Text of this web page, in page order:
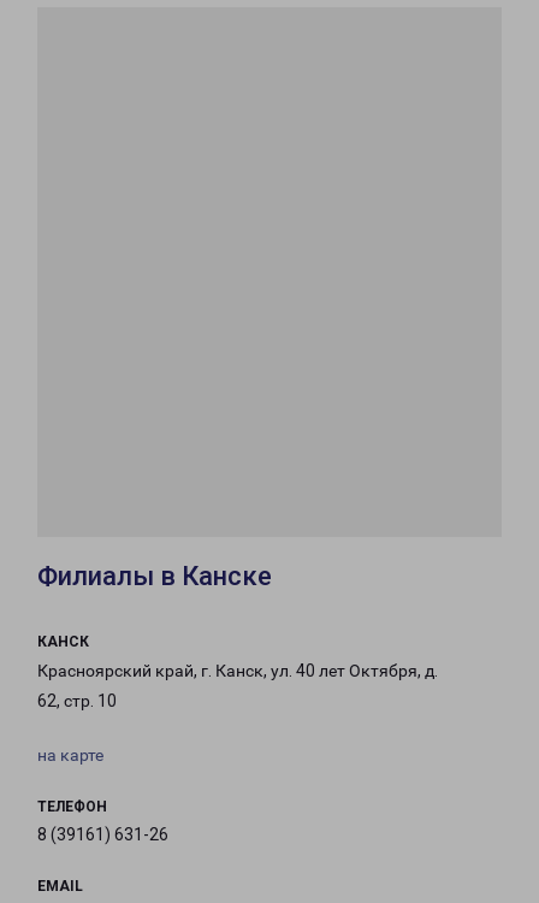
Филиалы в Канске
КАНСК
Красноярский край, г. Канск, ул. 40 лет Октября, д.
62, стр. 10
на карте
ТЕЛЕФОН
8 (39161) 631-26
EMAIL